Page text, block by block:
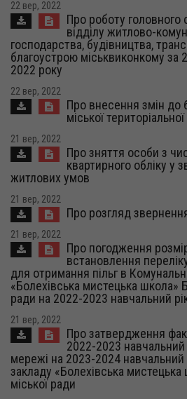
22 вер, 2022
Про роботу головного
відділу житлово-
господарства, будівництва,
благоустрою міськвиконкому за
2022 року
22 вер, 2022
Про внесення змін до
міської
21 вер, 2022
Про зняття особи з
квартирного обліку у
житлових умов
21 вер, 2022
Про розгляд
21 вер, 2022
Про погодження
встановлення
для отримання пільг в
«Болехівська мистецька школа»
ради на 2022-2023 навчальний
21 вер, 2022
Про затвердження
2022-2023 навчальний
мережі на 2023-2024 навчальний
закладу «Болехівська мистецька
міської ради